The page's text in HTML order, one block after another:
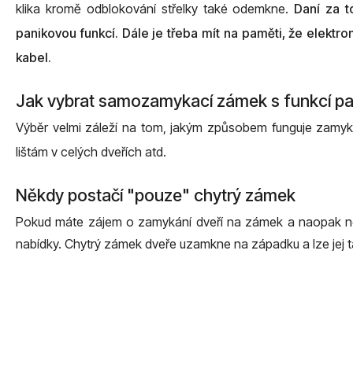
klika kromě odblokování střelky také odemkne. Daní za
panikovou funkcí. Dále je třeba mít na paměti, že
kabel.
Jak vybrat samozamykací zámek s funkcí
Výběr velmi záleží na tom, jakým způsobem funguje
lištám v celých dveřích atd.
Někdy postačí "pouze" chytrý zámek
Pokud máte zájem o zamykání dveří na zámek a naopak
nabídky. Chytrý zámek dveře uzamkne na západku a lze